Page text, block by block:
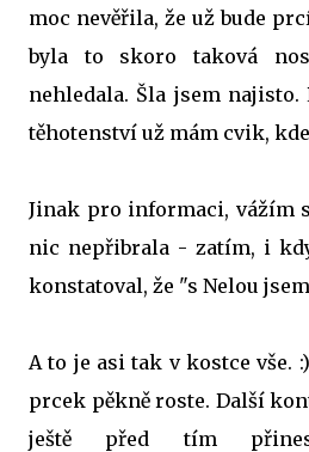
moc nevěřila, že už bude
byla to skoro taková
nehledala. Šla jsem
těhotenství už mám cvik,
Jinak pro informaci, vážím
nic nepřibrala - zatím, i
konstatoval, že "s Nelou
A to je asi tak v kostce vše.
prcek pěkně roste. Další
ještě před tím